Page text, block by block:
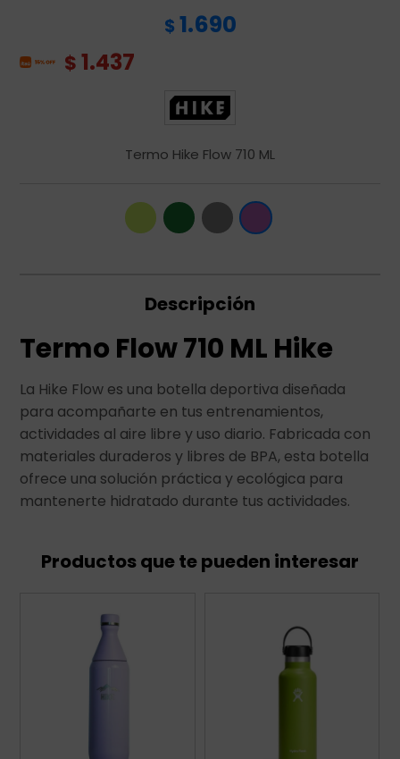
$ 1.690
$ 1.437
Termo Hike Flow 710 ML
Descripción
Termo Flow 710 ML Hike
La Hike Flow es una botella deportiva diseñada
para acompañarte en tus entrenamientos,
actividades al aire libre y uso diario. Fabricada con
materiales duraderos y libres de BPA, esta botella
ofrece una solución práctica y ecológica para
mantenerte hidratado durante tus actividades.
Productos que te pueden interesar